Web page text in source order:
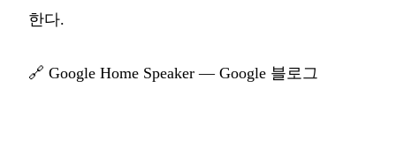
한다.
🔗 Google Home Speaker — Google 블로그